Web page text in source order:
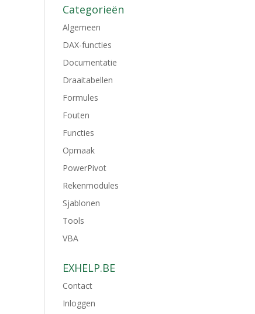
Categorieën
Algemeen
DAX-functies
Documentatie
Draaitabellen
Formules
Fouten
Functies
Opmaak
PowerPivot
Rekenmodules
Sjablonen
Tools
VBA
EXHELP.BE
Contact
Inloggen